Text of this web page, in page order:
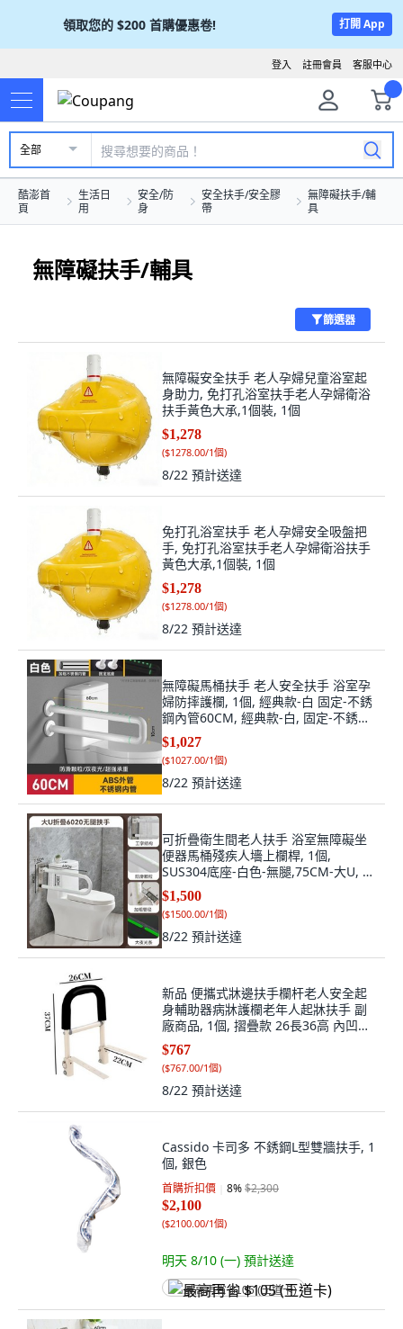
領取您的 $200 首購優惠卷! 打開 App
客服中心
註冊會員
登入
全部
酷澎首
頁
生活日
用
安全/防
身
安全扶手/安全膠
帶
無障礙扶手/輔
具
無障礙扶手/輔具
篩選器
無障礙安全扶手 老人孕婦兒童浴室起
身助力, 免打孔浴室扶手老人孕婦衛浴
扶手黃色大承,1個裝, 1個
$1,278
($1278.00/1個)
8/22 預計送達
免打孔浴室扶手 老人孕婦安全吸盤把
手, 免打孔浴室扶手老人孕婦衛浴扶手
黃色大承,1個裝, 1個
$1,278
($1278.00/1個)
8/22 預計送達
無障礙馬桶扶手 老人安全扶手 浴室孕
婦防摔護欄, 1個, 經典款-白 固定-不銹
鋼內管60CM, 經典款-白, 固定-不銹鋼
內管60CM
$1,027
($1027.00/1個)
8/22 預計送達
可折疊衛生間老人扶手 浴室無障礙坐
便器馬桶殘疾人墻上欄桿, 1個,
SUS304底座-白色-無腿,75CM-大U, 白
色-無腿
$1,500
($1500.00/1個)
8/22 預計送達
新品 便攜式牀邊扶手欄杆老人安全起
身輔助器病牀護欄老年人起牀扶手 副
廠商品, 1個, 摺疊款 26長36高 內凹牀
勿, N/A
$767
($767.00/1個)
8/22 預計送達
Cassido 卡司多 不銹鋼L型雙牆扶手, 1
個, 銀色
首購折扣價 8%$2,300
$2,100
($2100.00/1個)
明天 8/10 (一) 預計送達
最高再省 $105 (王道卡)